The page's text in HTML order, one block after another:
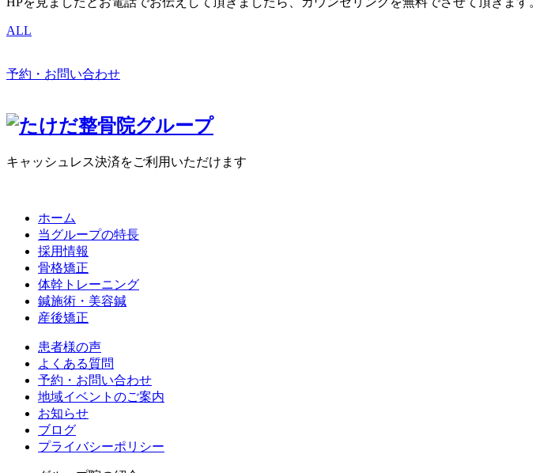
ALL
予約・お問い合わせ
キャッシュレス決済をご利用いただけます
ホーム
当グループの特長
採用情報
骨格矯正
体幹トレーニング
鍼施術・美容鍼
産後矯正
患者様の声
よくある質問
予約・お問い合わせ
地域イベントのご案内
お知らせ
ブログ
プライバシーポリシー